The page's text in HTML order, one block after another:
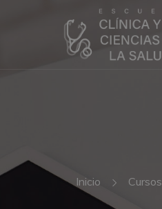
Inicio Cursos